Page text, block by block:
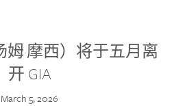
姆·摩西）将于五月离
开 GIA
March 5, 2026